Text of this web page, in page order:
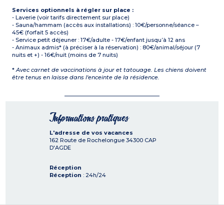
Services optionnels à régler sur place :
- Laverie (voir tarifs directement sur place)
- Sauna/hammam (accès aux installations) : 10€/personne/séance –
45€ (forfait 5 accès)
- Service petit déjeuner : 17€/adulte - 17€/enfant jusqu’à 12 ans
- Animaux admis* (à préciser à la réservation) : 80€/animal/séjour (7
nuits et +) - 16€/nuit (moins de 7 nuits)
*Avec carnet de vaccinations à jour et tatouage. Les chiens doivent
être tenus en laisse dans l'enceinte de la résidence.
Informations pratiques
L'adresse de vos vacances
162 Route de Rochelongue 34300 CAP
D'AGDE
Réception
Réception : 24h/24